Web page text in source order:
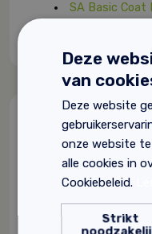
SA Basic Coat
Deze
van
Deze website
onze website
alle cookies in
Cookiebeleid.
Strikt